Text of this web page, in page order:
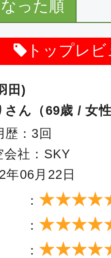
エコノミー
福岡
21:15
東京(
普通席
福岡
13:45
普通席
14:35
東京(
った順
トップレビ
田)
さん（69歳 / 女
：3回
社：SKY
年06月22日
：
：
：